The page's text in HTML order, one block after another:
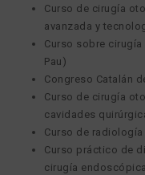
Curso de cirugía
avanzada y
Curso sobre
Pau)
Congreso Catalán
Curso de cirugía
cavidades
Curso de radiología
Curso práctico de
cirugía